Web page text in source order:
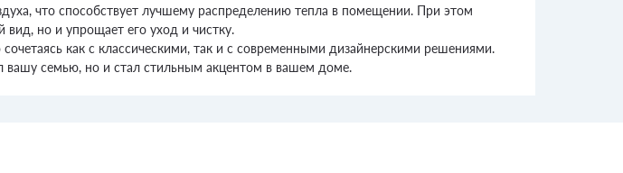
что способствует лучшему распределению тепла в помещении. При этом
но и упрощает его уход и чистку.
как с классическими, так и с современными дизайнерскими решениями.
вашу семью, но и стал стильным акцентом в вашем доме.